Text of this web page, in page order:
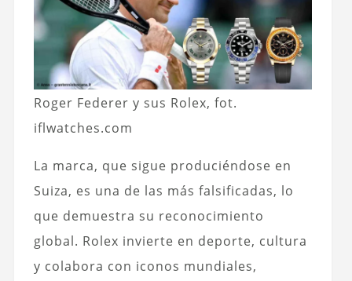
Roger Federer y sus Rolex, fot.
iflwatches.com
La marca, que sigue produciéndose en
Suiza, es una de las más falsificadas, lo
que demuestra su reconocimiento
global. Rolex invierte en deporte, cultura
y colabora con iconos mundiales,